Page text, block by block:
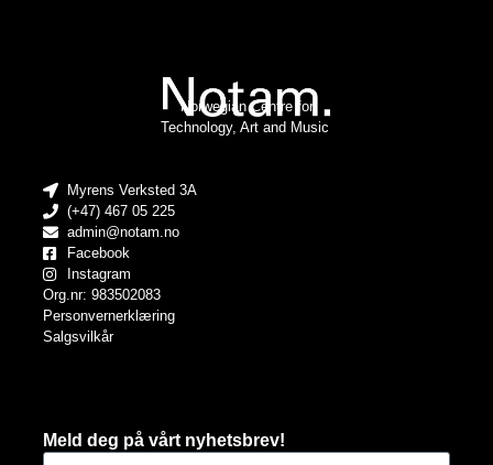
Norwegian Centre for
Technology, Art and Music
Myrens Verksted 3A
(+47) 467 05 225
admin@notam.no
Facebook
Instagram
Org.nr: 983502083
Personvernerklæring
Salgsvilkår
Meld deg på vårt nyhetsbrev!